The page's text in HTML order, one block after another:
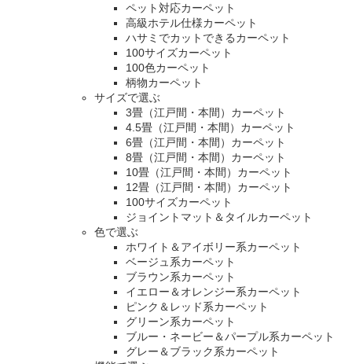
ペット対応カーペット
高級ホテル仕様カーペット
ハサミでカットできるカーペット
100サイズカーペット
100色カーペット
柄物カーペット
サイズで選ぶ
3畳（江戸間・本間）カーペット
4.5畳（江戸間・本間）カーペット
6畳（江戸間・本間）カーペット
8畳（江戸間・本間）カーペット
10畳（江戸間・本間）カーペット
12畳（江戸間・本間）カーペット
100サイズカーペット
ジョイントマット＆タイルカーペット
色で選ぶ
ホワイト＆アイボリー系カーペット
ベージュ系カーペット
ブラウン系カーペット
イエロー＆オレンジー系カーペット
ピンク＆レッド系カーペット
グリーン系カーペット
ブルー・ネービー＆パープル系カーペット
グレー＆ブラック系カーペット